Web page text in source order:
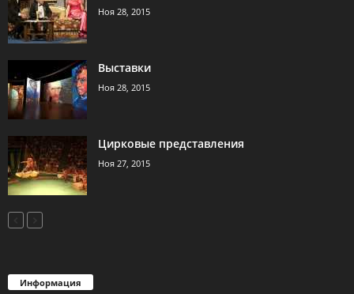
Ноя 28, 2015
Выставки
Ноя 28, 2015
Цирковые представления
Ноя 27, 2015
Информация